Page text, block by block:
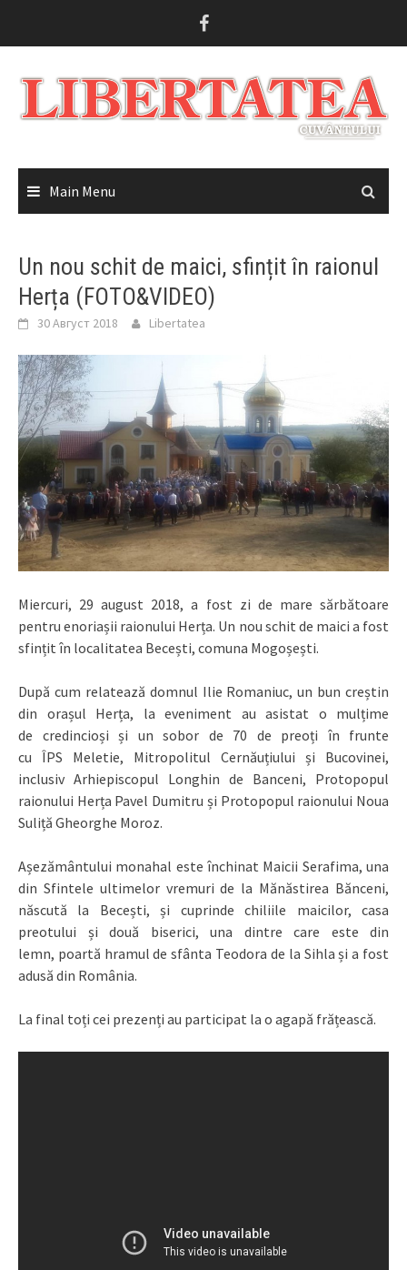
Main Menu
Un nou schit de maici, sfințit în raionul
Herța (FOTO&VIDEO)
30 Август 2018 Libertatea
Miercuri, 29 august 2018, a fost zi de mare sărbătoare
pentru enoriașii raionului Herța. Un nou schit de maici a fost
sfințit în localitatea Becești, comuna Mogoșești.
După cum relatează domnul Ilie Romaniuc, un bun creștin
din orașul Herța, la eveniment au asistat o mulțime
de credincioși și un sobor de 70 de preoți în frunte
cu ÎPS Meletie, Mitropolitul Cernăuțiului și Bucovinei,
inclusiv Arhiepiscopul Longhin de Banceni, Protopopul
raionului Herța Pavel Dumitru și Protopopul raionului Noua
Suliță Gheorghe Moroz.
Așezământului monahal este închinat Maicii Serafima, una
din Sfintele ultimelor vremuri de la Mănăstirea Bănceni,
născută la Becești, și cuprinde chiliile maicilor, casa
preotului și două biserici, una dintre care este din
lemn, poartă hramul de sfânta Teodora de la Sihla și a fost
adusă din România.
La final toți cei prezenți au participat la o agapă frățească.